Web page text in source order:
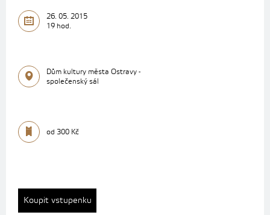
26. 05. 2015
19 hod.
Dům kultury města Ostravy -
společenský sál
od 300 Kč
Koupit vstupenku